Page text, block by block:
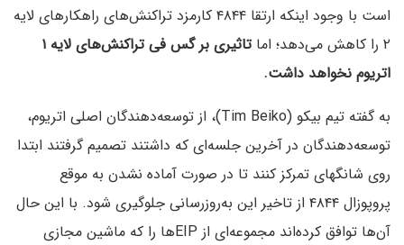
است با وجود اینکه ارتقا ۴۸۴۴ کارمزد تراکنش‌های راهکارهای لایه
۲ را کاهش می‌دهد؛ اما
تاثیری بر گس فی تراکنش‌های لایه ۱
اتریوم نخواهد داشت.
به گفته تیم بیکو (Tim Beiko)، از توسعه‌دهندگان اصلی اتریوم،
توسعه‌دهندگان در آخرین جلسه‌ای که داشتند تصمیم گرفتند ابتدا
روی شانگهای تمرکز کنند تا در صورت آماده نشدن به موقع
پروپوزال ۴۸۴۴ از تاخیر این به‌روزرسانی جلوگیری شود. با این حال
آن‌ها توافق کرده‌اند مجموعه‌ای از EIPها را که ماشین مجازی